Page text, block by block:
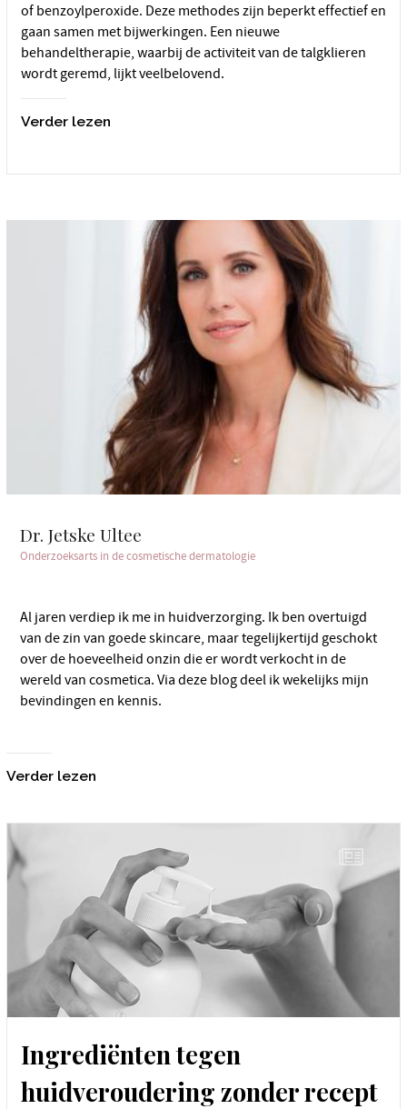
of benzoylperoxide. Deze methodes zijn beperkt effectief en
gaan samen met bijwerkingen. Een nieuwe
behandeltherapie, waarbij de activiteit van de talgklieren
wordt geremd, lijkt veelbelovend.
Verder lezen
Dr. Jetske Ultee
Onderzoeksarts in de cosmetische dermatologie
Al jaren verdiep ik me in huidverzorging. Ik ben overtuigd
van de zin van goede skincare, maar tegelijkertijd geschokt
over de hoeveelheid onzin die er wordt verkocht in de
wereld van cosmetica. Via deze blog deel ik wekelijks mijn
bevindingen en kennis.
Verder lezen
Ingrediënten tegen
huidveroudering zonder recept